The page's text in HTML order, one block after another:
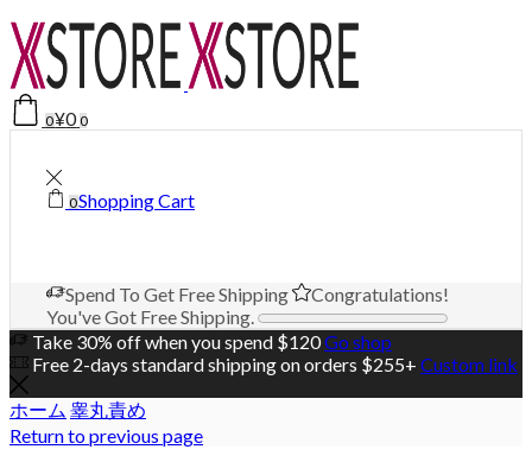
0¥0 0
0Shopping Cart
Spend To Get Free Shipping
Congratulations!
You've Got Free Shipping.
Take 30% off when you spend $120Go shop
Free 2-days standard shipping on orders $255+ Custom link
ホーム 睾丸責め
Return to previous page